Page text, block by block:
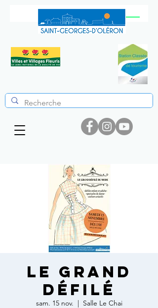
Le grand
défilé
sam. 15 nov.
  |
Salle Le Chai